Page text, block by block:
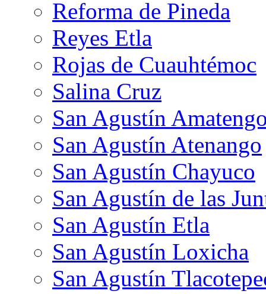
Reforma de Pineda
Reyes Etla
Rojas de Cuauhtémoc
Salina Cruz
San Agustín
San Agustín Atenango
San Agustín Chayuco
San Agustín de las
San Agustín Etla
San Agustín Loxicha
San Agustín